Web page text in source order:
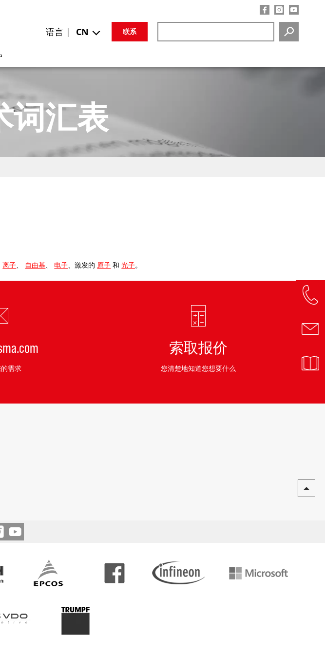
SEARCH
联系
语言 | CN
词汇表
离子、 自由基、 电子、激发的 原子 和光子。
需求
索取报价
您清楚地知道您想要什么